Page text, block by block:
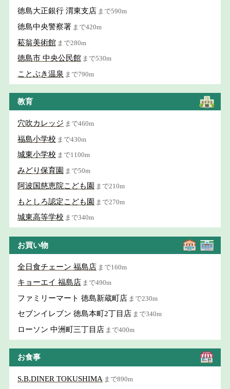
徳島大正銀行 渭東支店 まで590m
徳島中央警察署 まで420m
菘翁美術館 まで280m
徳島市 中央公民館 まで530m
ことぶき温泉 まで790m
教育
穴吹カレッジ まで460m
福島小学校 まで430m
城東小学校 まで1100m
みどり保育園 まで50m
阿波国慈恵院こども園 まで210m
もとしろ認定こども園 まで270m
城東高等学校 まで340m
お買い物
全日食チェーン 福島店 まで160m
キョーエイ 福島店 まで490m
ファミリーマート 徳島新蔵町店 まで230m
セブンイレブン 徳島本町2丁目店 まで340m
ローソン 中洲町三丁目店 まで400m
お食事
S.B.DINER TOKUSHIMA まで890m